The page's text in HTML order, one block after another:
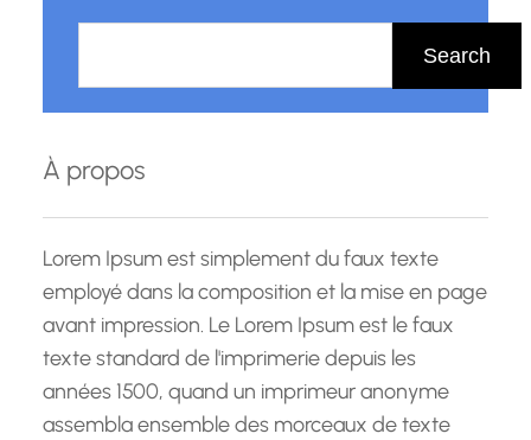
h
r
c
h
Search
À propos
Lorem Ipsum est simplement du faux texte
employé dans la composition et la mise en page
avant impression. Le Lorem Ipsum est le faux
texte standard de l'imprimerie depuis les
années 1500, quand un imprimeur anonyme
assembla ensemble des morceaux de texte